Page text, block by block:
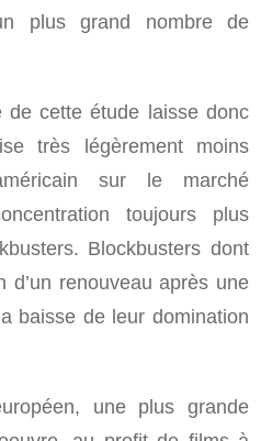
plus grand nombre de
de cette étude laisse donc
très légèrement moins
sur le marché
toujours plus
Blockbusters dont
d’un renouveau après une
baisse de leur domination
une plus grande